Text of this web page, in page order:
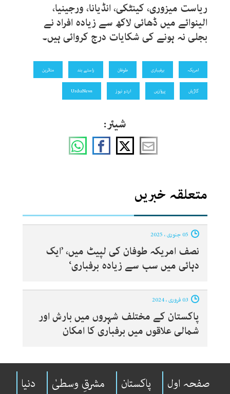
ریاست میزوری، کینٹکی، انڈیانا، ورجینیا،
الینوائے میں ڈھائی لاکھ سے زیادہ افراد نے
بجلی نہ ہونے کی شکایات درج کروائی ہیں۔
امریکہ برفبباری طوفان راستے بند متاثرین
گاڑیاں پروازیں اردو نیوز UrduNews
شیئر:
متعلقہ خبریں
نصف امریکہ طوفان کی لپیٹ میں، ’ایک
دہائی میں سب سے زیادہ برفباری‘
پاکستان کے مختلف شہروں میں بارش اور
شمالی علاقوں میں برفباری کا امکان
صفحہ اول پاکستان مشرقِ وسطیٰ دنیا